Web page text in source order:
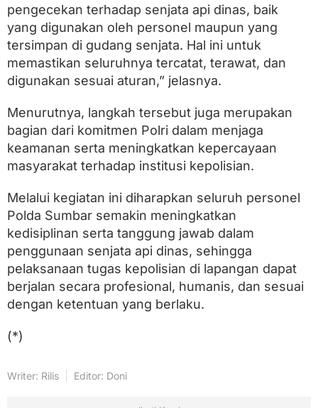
pengecekan terhadap senjata api dinas, baik
yang digunakan oleh personel maupun yang
tersimpan di gudang senjata. Hal ini untuk
memastikan seluruhnya tercatat, terawat, dan
digunakan sesuai aturan,” jelasnya.
Menurutnya, langkah tersebut juga merupakan
bagian dari komitmen Polri dalam menjaga
keamanan serta meningkatkan kepercayaan
masyarakat terhadap institusi kepolisian.
Melalui kegiatan ini diharapkan seluruh personel
Polda Sumbar semakin meningkatkan
kedisiplinan serta tanggung jawab dalam
penggunaan senjata api dinas, sehingga
pelaksanaan tugas kepolisian di lapangan dapat
berjalan secara profesional, humanis, dan sesuai
dengan ketentuan yang berlaku.
(*)
Writer: Rilis Editor: Doni